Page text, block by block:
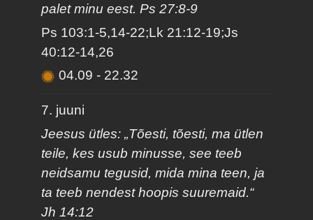
palet minu eest. Ps 27:8-9
Ps 103:1-5,14-22;Lk 21:12-19;Js
40:12-14,26
04.09- 22.32
7. juuni
Jeesus ütles: „Tõesti, tõesti, ma ütlen
teile, kes usub minusse, see teeb
neidsamu tegusid, mida mina teen, ja
ta teeb nendest hoopis suuremaid.“
Jh 14:12